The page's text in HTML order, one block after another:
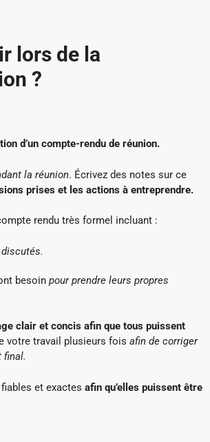
lors de la
?
d’un compte-rendu de réunion.
la réunion. Écrivez des notes sur ce
prises et les actions à entreprendre.
rendu très formel incluant :
besoin pour prendre leurs propres
clair et concis afin que tous puissent
votre travail plusieurs fois afin de corriger
final.
et exactes afin qu’elles puissent être